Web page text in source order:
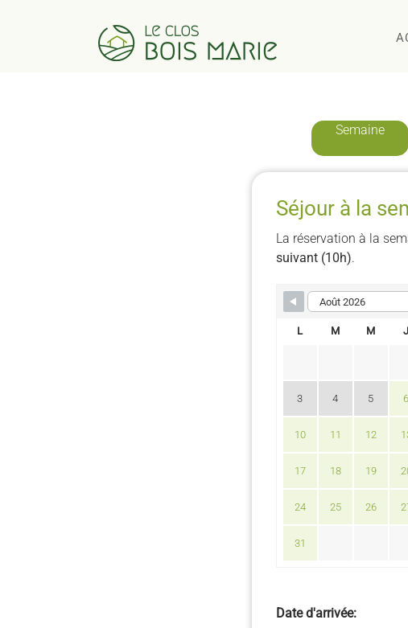
Semaine
Séjour à la
La réservation à la
suivant (10h).
L M M J
3 4 5 6
10 11 12
17 18 19
24 25 26
31
Date d'arrivée: